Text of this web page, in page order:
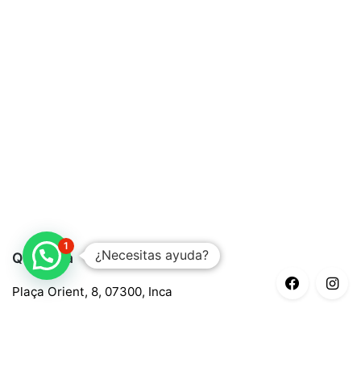
Quaroma
Plaça Orient, 8, 07300, Inca
¿Necesitas ayuda?
1